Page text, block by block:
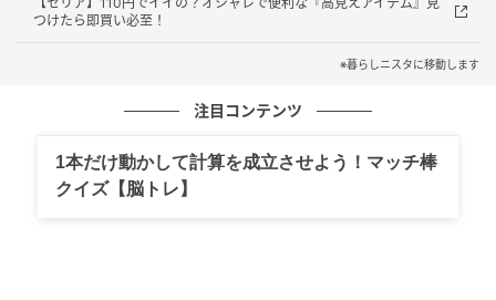
一部例外を除いて、ほとんどの食器用洗剤に使えると
いうこの商品。どれだけ複雑なパーツで構成されてい
るのかと思ったら、実際はとてもシンプルです。
つけたら即買い必至！
※暮らしニスタに移動します
注目コンテンツ
1本だけ動かして計算を成立させよう！マッチ棒
クイズ【脳トレ】